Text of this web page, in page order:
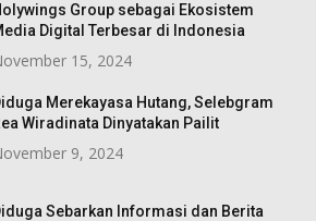
Group sebagai Ekosistem
Digital Terbesar di Indonesia
15, 2024
Merekayasa Hutang, Selebgram
Wiradinata Dinyatakan Pailit
9, 2024
Sebarkan Informasi dan Berita